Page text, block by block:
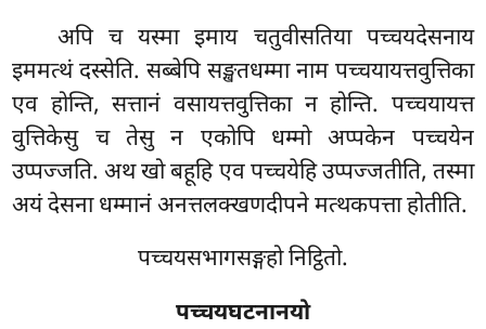
अपि च यस्मा इमाय चतुवीसतिया पच्चयदेसनाय
इममत्थं दस्सेति. सब्बेपि सङ्खतधम्मा नाम पच्चयायत्तवुत्तिका
एव होन्ति, सत्तानं वसायत्तवुत्तिका न होन्ति. पच्चयायत्त
वुत्तिकेसु च तेसु न एकोपि धम्मो अप्पकेन पच्चयेन
उप्पज्जति. अथ खो बहूहि एव पच्चयेहि उप्पज्जतीति, तस्मा
अयं देसना धम्मानं अनत्तलक्खणदीपने मत्थकपत्ता होतीति.
पच्चयसभागसङ्गहो निट्ठितो.
पच्चयघटनानयो